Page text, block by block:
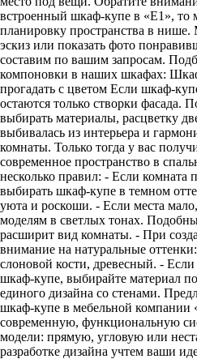
встроенный шкаф-купе в «E1»,
планировку пространства в
эскиз или показать фото
составим по вашим запросам.
компоновки в наших шкафах:
прогадать с цветом Если шкаф-
остаются только створки фасада.
выбирать материалы, расцветку
выбивалась из интерьера и
комнаты. Только тогда у вас
современное пространство в
несколько правил: - Если комната
выбирать шкаф-купе в темном
уюта и роскоши. - Если места
моделям в светлых тонах.
расширит вид комнаты. - При
внимание на натуральные
слоновой кости, древесный. -
шкаф-купе, выбирайте материал
единого дизайна со стенами.
шкаф-купе в мебельной компании
современную, функциональную
модели: прямую, угловую или
разработке дизайна учтем ваши